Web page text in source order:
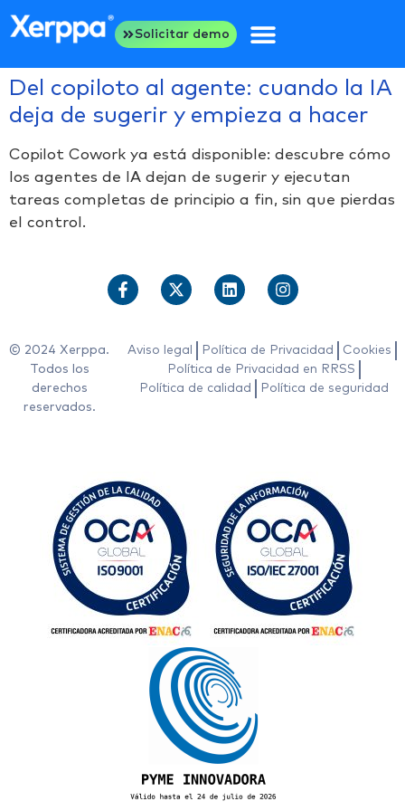
Solicitar demo
Del copiloto al agente: cuando la IA
deja de sugerir y empieza a hacer
Copilot Cowork ya está disponible: descubre cómo
los agentes de IA dejan de sugerir y ejecutan
tareas completas de principio a fin, sin que pierdas
el control.
© 2024 Xerppa.
Todos los
derechos
reservados.
Aviso legal Política de Privacidad
Cookies
Política de Privacidad en RRSS
Política de calidad
Política de seguridad